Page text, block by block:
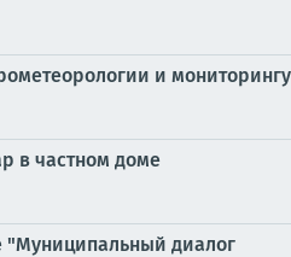
и
в частном доме
"Муниципальный диалог